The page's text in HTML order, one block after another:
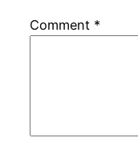
Comment *